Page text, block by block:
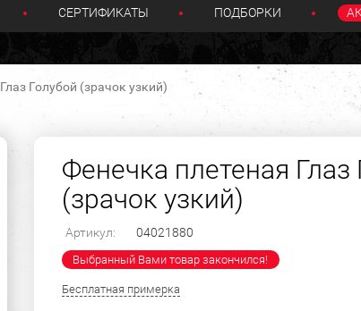
СЕРТИФИКАТЫ ПОДБОРКИ
Голубой (зрачок узкий)
Фенечка плетеная Глаз
(зрачок узкий)
Артикул: 04021880
Выбранный Вами товар закончился!
Бесплатная примерка